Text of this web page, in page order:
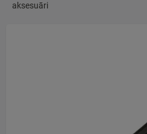
aksesuāri